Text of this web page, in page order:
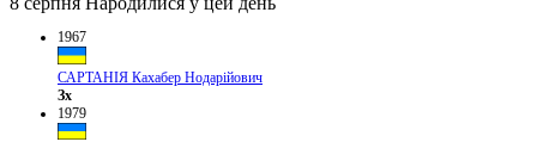
1967
САРТАНІЯ Кахабер Нодарійович
Зх
1979